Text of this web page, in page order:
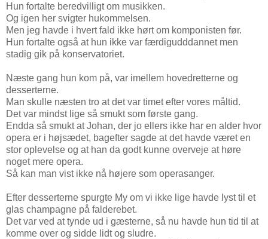
Hun fortalte beredvilligt om musikken.
Og igen her svigter hukommelsen.
Men jeg havde i hvert fald ikke hørt om komponisten før.
Hun fortalte også at hun ikke var færdigudddannet men
stadig gik på konservatoriet.
Næste gang hun kom på, var imellem hovedretterne og
desserterne.
Man skulle næsten tro at det var timet efter vores måltid.
Det var mindst lige så smukt som første gang.
Endda så smukt at Johan, der jo ellers ikke har en alder hvor
opera er i højsædet, bagefter sagde at det havde været en
stor oplevelse og at han da godt kunne overveje at høre
noget mere opera.
Så kan man vist ikke nå højere som operasanger.
Efter desserterne spurgte My om vi ikke lige havde lyst til et
glas champagne på falderebet.
Det var ved at tynde ud i gæsterne, så nu havde hun tid til at
komme over og sidde lidt og sludre.